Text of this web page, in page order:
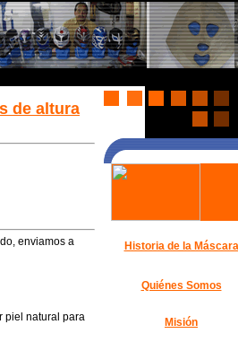
de altura
enviamos a
piel natural para
Historia de la Máscara
Quiénes Somos
Misión